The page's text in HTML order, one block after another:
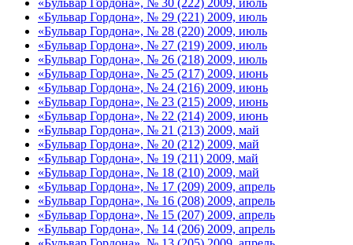
«Бульвар Гордона», № 29 (221) 2009, июль
«Бульвар Гордона», № 28 (220) 2009, июль
«Бульвар Гордона», № 27 (219) 2009, июль
«Бульвар Гордона», № 26 (218) 2009, июль
«Бульвар Гордона», № 25 (217) 2009, июнь
«Бульвар Гордона», № 24 (216) 2009, июнь
«Бульвар Гордона», № 23 (215) 2009, июнь
«Бульвар Гордона», № 22 (214) 2009, июнь
«Бульвар Гордона», № 21 (213) 2009, май
«Бульвар Гордона», № 20 (212) 2009, май
«Бульвар Гордона», № 19 (211) 2009, май
«Бульвар Гордона», № 18 (210) 2009, май
«Бульвар Гордона», № 17 (209) 2009, апрель
«Бульвар Гордона», № 16 (208) 2009, апрель
«Бульвар Гордона», № 15 (207) 2009, апрель
«Бульвар Гордона», № 14 (206) 2009, апрель